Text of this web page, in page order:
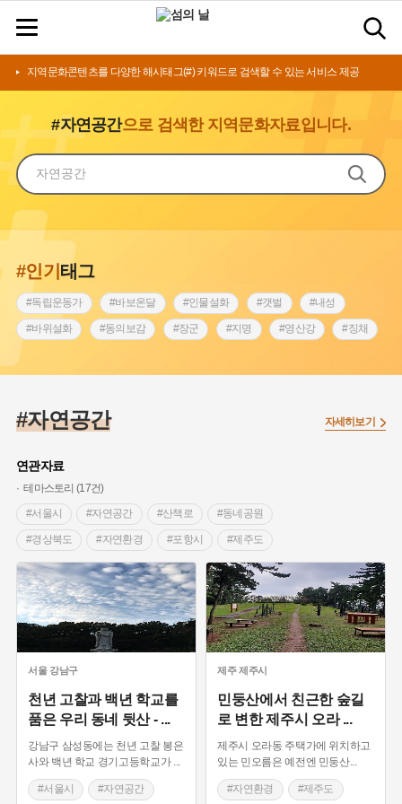
지역문화콘텐츠를 다양한 해시태그(#) 키워드로 검색할 수 있는 서비스 제공
#자연공간으로 검색한 지역문화자료입니다.
#인기태그
#독립운동가 #바보온달 #인물설화 #갯벌 #내성
#바위설화 #동의보감 #장군 #지명 #영산강 #징채
#인천 #외성 #낙성대
#황해도
#조선역사 #대한애국부인회
#왕건 #전라남도 지명유래 #목민관 #강감찬
#온라인 생활사박물관 #강동구 #제주도설화
#여성독립운동가 #조선시대 문신 #3.1운동 #애민
#김마리아 #여성 독립운동가 #28독립선언 #온달
#문화유산 #노원구 #마을 #전설 #박물관
#경기도설화 #강서구 #공예품 #원호원두표묘역 #용인
#지명유래 #대한민국임시정부
#용인의 전설 #끈기 #산성 #동화 #생활용품
#의병활동 #영산포 #부산 #항일투쟁
#남자현
#자연공간
연관자료
테마스토리 (17건)
#서울시
#자연공간 #산책로 #동네공원
#경상북도 #자연환경 #포항시 #제주도
#경기도 #섬 #경기도 하남시
#제주시숨은비경31 #보호수 #서울 마을이야기
#평택시 #호수 #아산 가볼만한곳
#동굴 #폐광
#경기도 마을이야기 #느티나무
#서울 강남 #100년학교
자세히보기
서울 강남구
천년 고찰과 백년 학교를
품은 우리 동네 뒷산 - ...
강남구 삼성동에는 천년 고찰 봉은
사와 백년 학교 경기고등학교가
#서울시 #자연공간
제주제주시
민둥산에서 친근한 숲길
로 변한 제주시 오라...
제주시 오라동 주택가에 위치하고
있는 민오름은 예전엔 민둥산...
#자연환경 #제주도